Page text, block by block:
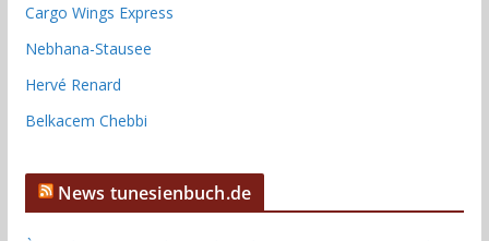
Cargo Wings Express
Nebhana-Stausee
Hervé Renard
Belkacem Chebbi
News tunesienbuch.de